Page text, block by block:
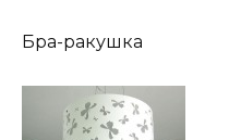
Бра-ракушка